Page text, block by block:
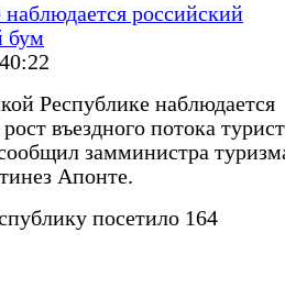
российский
бум
Республике наблюдается
въездного потока
замминистра
Апонте.
посетило 164